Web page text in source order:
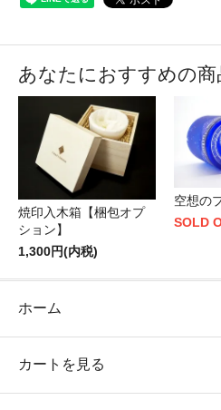
あなたにおすすめの商
焼印入木箱【梱包オプ
ション】
1,300円(内税)
空想の
SOLD
ホーム
カートを見る